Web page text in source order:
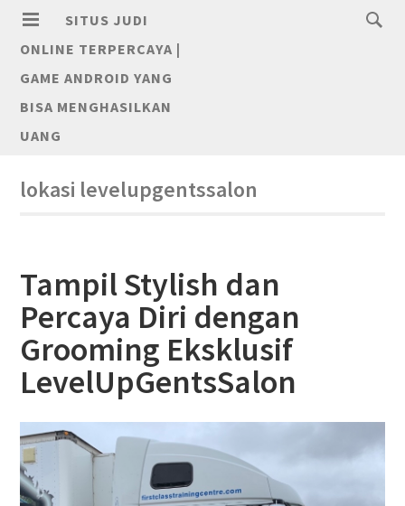
SITUS JUDI
ONLINE TERPERCAYA |
GAME ANDROID YANG
BISA MENGHASILKAN
UANG
lokasi levelupgentssalon
Tampil Stylish dan
Percaya Diri dengan
Grooming Eksklusif
LevelUpGentsSalon